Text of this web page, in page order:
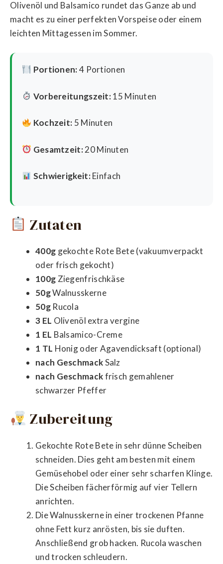
Olivenöl und Balsamico rundet das Ganze ab und
macht es zu einer perfekten Vorspeise oder einem
leichten Mittagessen im Sommer.
Portionen:4 Portionen
Vorbereitungszeit:15 Minuten
Kochzeit: 5 Minuten
Gesamtzeit:20 Minuten
Schwierigkeit:Einfach
Zutaten
400g gekochte Rote Bete (vakuumverpackt
oder frisch gekocht)
100g Ziegenfrischkäse
50gWalnusskerne
50gRucola
3 EL Olivenöl extra vergine
1 EL Balsamico-Creme
1 TL Honig oder Agavendicksaft (optional)
nach GeschmackSalz
nach Geschmackfrisch gemahlener
schwarzer Pfeffer
Zubereitung
Gekochte Rote Bete in sehr dünne Scheiben
schneiden. Dies geht am besten mit einem
Gemüsehobel oder einer sehr scharfen Klinge.
Die Scheiben fächerförmig auf vier Tellern
anrichten.
Die Walnusskerne in einer trockenen Pfanne
ohne Fett kurz anrösten, bis sie duften.
Anschließend grob hacken. Rucola waschen
und trocken schleudern.